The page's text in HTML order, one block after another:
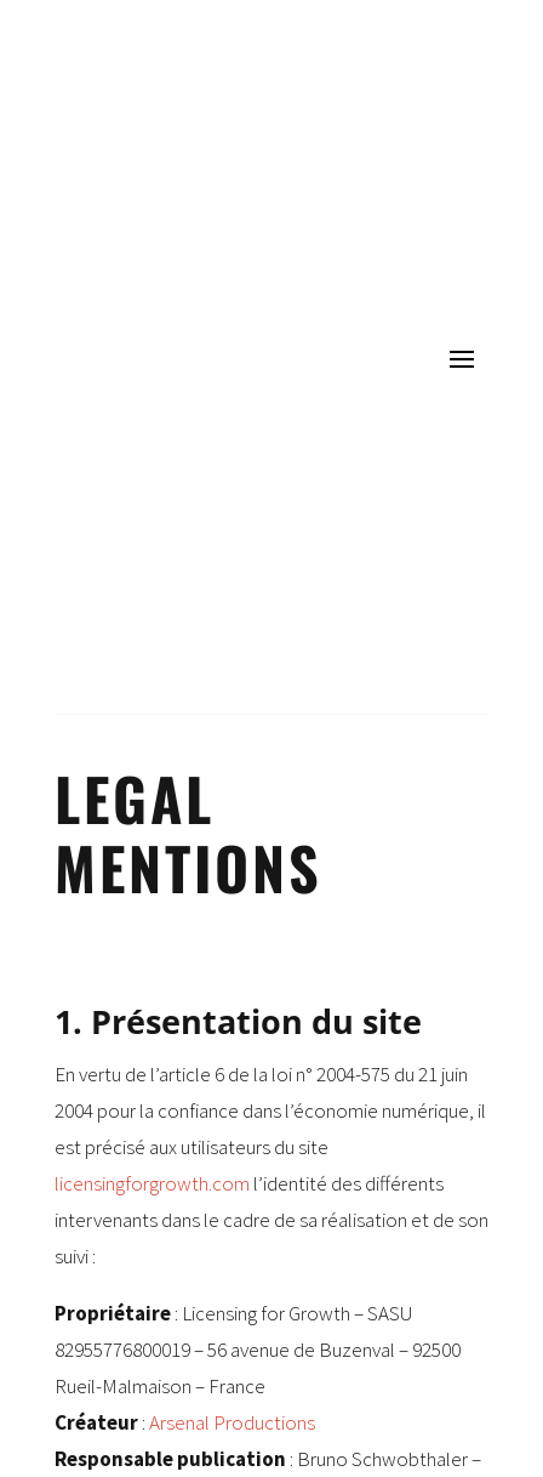
LEGAL
MENTIONS
1. Présentation du site
En vertu de l’article 6 de la loi n° 2004-575 du 21 juin
2004 pour la confiance dans l’économie numérique, il
est précisé aux utilisateurs du site
licensingforgrowth.com l’identité des différents
intervenants dans le cadre de sa réalisation et de son
suivi :
Propriétaire: Licensing for Growth – SASU
82955776800019 – 56 avenue de Buzenval – 92500
Rueil-Malmaison – France
Créateur:Arsenal Productions
Responsable publication : Bruno Schwobthaler –